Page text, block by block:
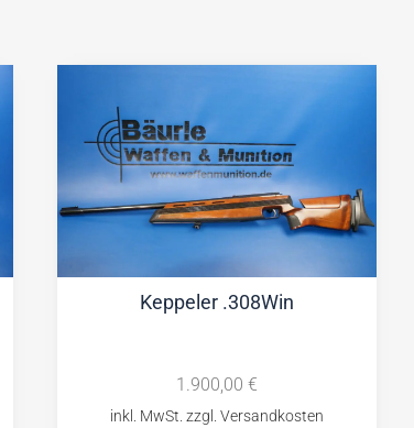
Keppeler .308Win
1.900,00 €